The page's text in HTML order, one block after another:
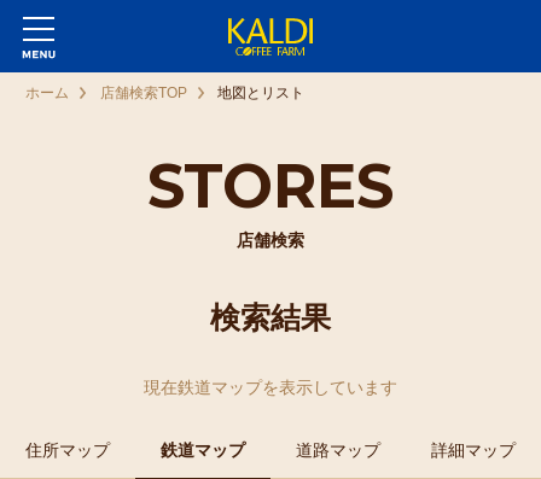
STORES
店舗検索
ホーム 店舗検索TOP 地図とリスト
検索結果
現在鉄道マップを表示しています
住所マップ 鉄道マップ 道路マップ 詳細マップ